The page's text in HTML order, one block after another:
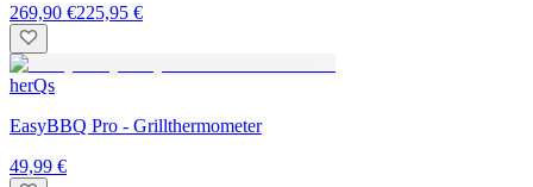
269,90 €225,95 €
herQs
EasyBBQ Pro - Grillthermometer
49,99 €